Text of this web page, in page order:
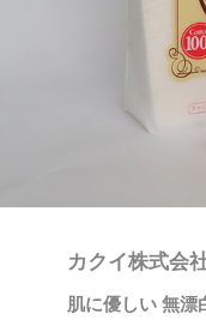
カクイ株式会
肌に優しい 無漂